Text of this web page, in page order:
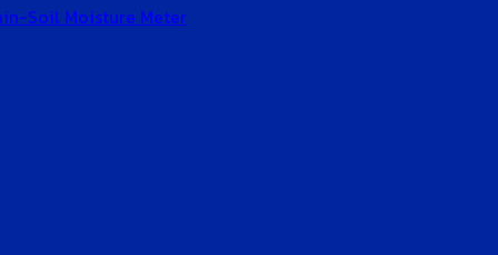
Soil Moisture Meter